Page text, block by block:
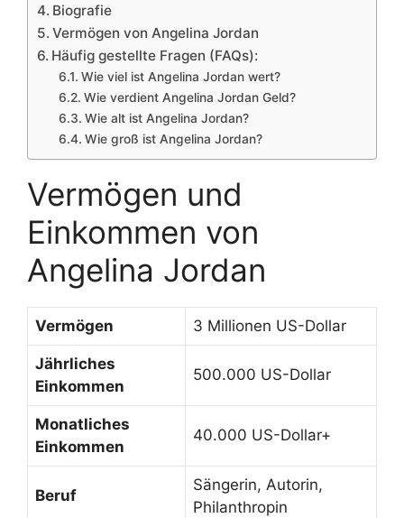
Biografie
Vermögen von Angelina Jordan
Häufig gestellte Fragen (FAQs):
Wie viel ist Angelina Jordan wert?
Wie verdient Angelina Jordan Geld?
Wie alt ist Angelina Jordan?
Wie groß ist Angelina Jordan?
Vermögen und
Einkommen von
Angelina Jordan
Vermögen 3 Millionen US-Dollar
Jährliches
Einkommen
500.000 US-Dollar
Monatliches
Einkommen
40.000 US-Dollar+
Beruf
Sängerin, Autorin,
Philanthropin